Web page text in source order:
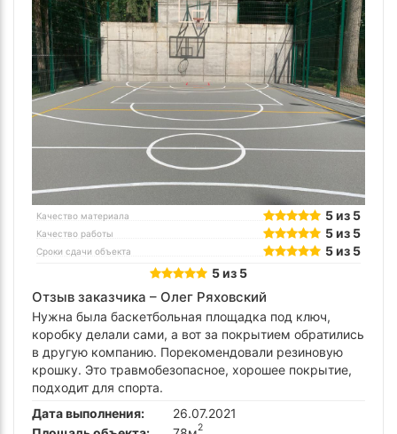
Качество материала 5 из 5
Качество работы 5 из 5
Сроки сдачи объекта
5 из 5
5 из 5
Отзыв заказчика – Олег Ряховский
Нужна была баскетбольная площадка под ключ,
коробку делали сами, а вот за покрытием обратились
в другую компанию. Порекомендовали резиновую
крошку. Это травмобезопасное, хорошее покрытие,
подходит для спорта.
Дата выполнения:
26.07.2021
2